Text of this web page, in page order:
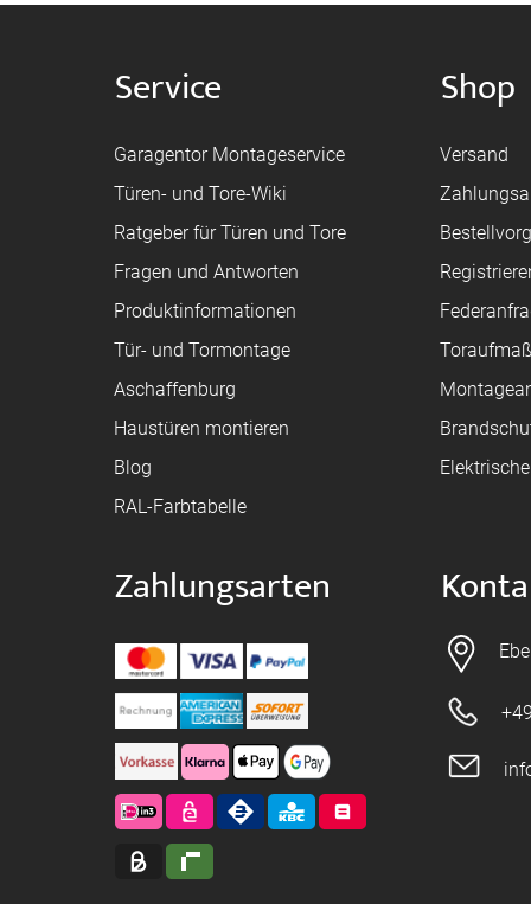
Service
Garagentor Montageservice
Türen- und Tore-Wiki
Ratgeber für Türen und Tore
Fragen und Antworten
Produktinformationen
Tür- und Tormontage
Aschaffenburg
Haustüren montieren
Blog
RAL-Farbtabelle
Shop
Versand
Zahlungsarten